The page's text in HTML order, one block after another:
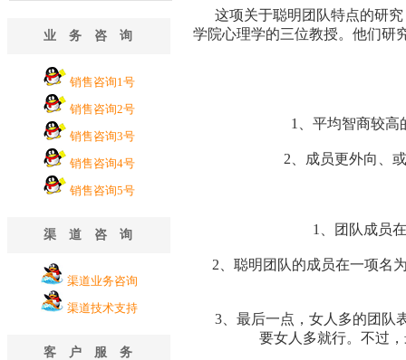
业务咨询
销售咨询1号
销售咨询2号
销售咨询3号
销售咨询4号
销售咨询5号
渠道咨询
渠道业务咨询
渠道技术支持
客户服务
这项关于聪明团队特点的研究
学院心理学的三位教授。他们研
1、平均智商较高的
2、成员更外向、或
1、团队成员在
2、聪明团队的成员在一项名为
3、最后一点，女人多的团队表
要女人多就行。不过